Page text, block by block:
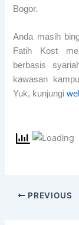
Bogor.
Anda masih
Fatih Kost
berbasis
kawasan
Yuk, kunjungi
PREVIOUS